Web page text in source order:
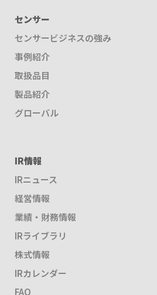
センサー
センサービジネスの強み
事例紹介
取扱品目
製品紹介
グローバル
IR情報
IRニュース
経営情報
業績・財務情報
IRライブラリ
株式情報
IRカレンダー
FAQ